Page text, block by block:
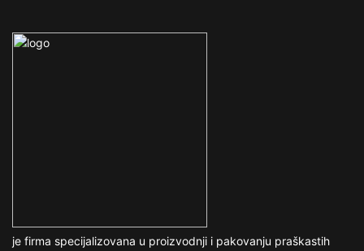
je firma specijalizovana u proizvodnji i pakovanju praškastih